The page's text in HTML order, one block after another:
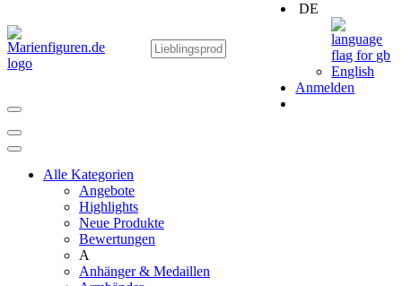
DE
English
Anmelden
Alle Kategorien
Angebote
Highlights
Neue Produkte
Bewertungen
A
Anhänger & Medaillen